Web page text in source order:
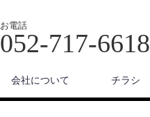
お電話
052-717-6618
会社について チラシ